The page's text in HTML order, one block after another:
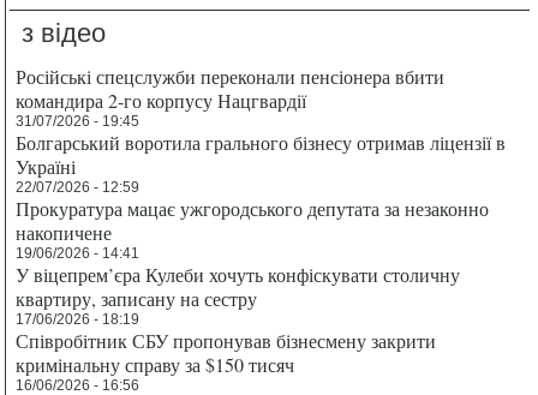
з відео
Російські спецслужби переконали пенсіонера вбити
командира 2-го корпусу Нацгвардії
31/07/2026 - 19:45
Болгарський воротила грального бізнесу отримав ліцензії в
Україні
22/07/2026 - 12:59
Прокуратура мацає ужгородського депутата за незаконно
накопичене
19/06/2026 - 14:41
У віцепрем’єра Кулеби хочуть конфіскувати столичну
квартиру, записану на сестру
17/06/2026 - 18:19
Співробітник СБУ пропонував бізнесмену закрити
кримінальну справу за $150 тисяч
16/06/2026 - 16:56